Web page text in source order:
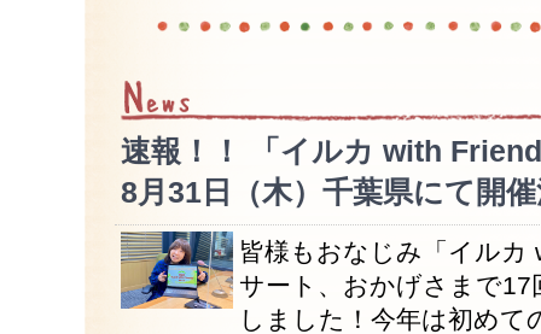
速報！！ 「イルカ with
8月31日（木）千葉県にて開
皆様もおなじみ「イルカ
サート、おかげさまで17
しました！今年は初めて